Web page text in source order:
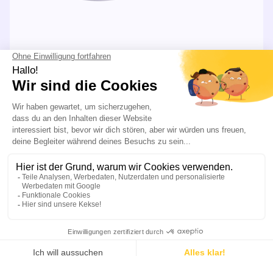
ERFAHREN SIE MEHR
Unser Angebot